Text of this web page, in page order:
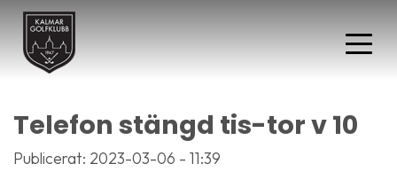
Telefon stängd tis-tor v 10
Publicerat: 2023-03-06 - 11:39